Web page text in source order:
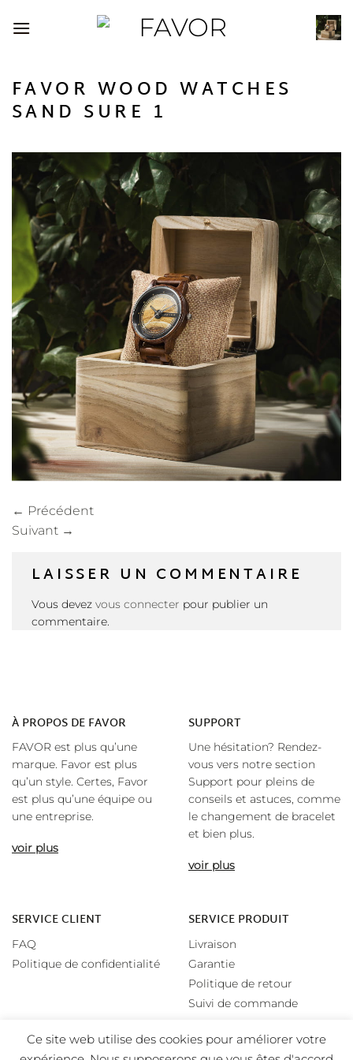
au
FAVOR WOOD WATCHES
SAND SURE 1
← Précédent
Suivant →
LAISSER UN COMMENTAIRE
Vous devez vous connecter pour publier un
commentaire.
À PROPOS DE FAVOR
FAVOR est plus qu’une
marque. Favor est plus
qu’un style. Certes, Favor
est plus qu’une équipe ou
une entreprise.
voir plus
SUPPORT
Une hésitation? Rendez-
vous vers notre section
Support pour pleins de
conseils et astuces, comme
le changement de bracelet
et bien plus.
voir plus
SERVICE CLIENT
FAQ
Politique de confidentialité
SERVICE PRODUIT
Livraison
Garantie
Politique de retour
Suivi de commande
Ce site web utilise des cookies pour améliorer votre